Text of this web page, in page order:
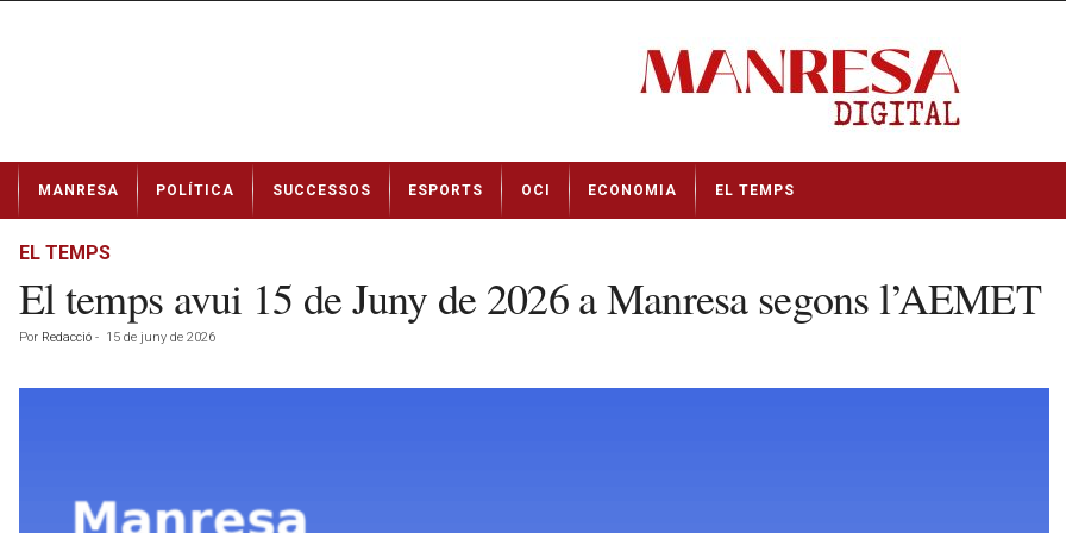
t
MANRESA POLÍTICA SUCCESSOS ESPORTS OCI ECONOMIA EL TEMPS
EL TEMPS
El temps avui 15 de Juny de 2026 a Manresa segons l’AEMET
Por Redacció - 15 de juny de 2026